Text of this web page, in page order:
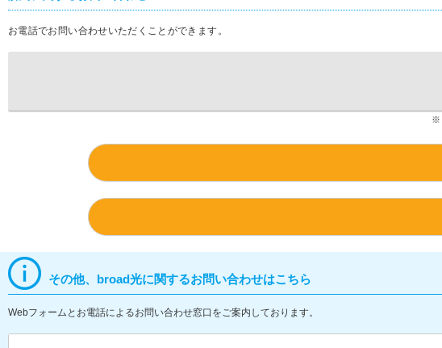
お電話でお問い合わせいただくことができます。
その他、broad光に関するお問い合わせはこちら
Webフォームとお電話によるお問い合わせ窓口をご案内しております。